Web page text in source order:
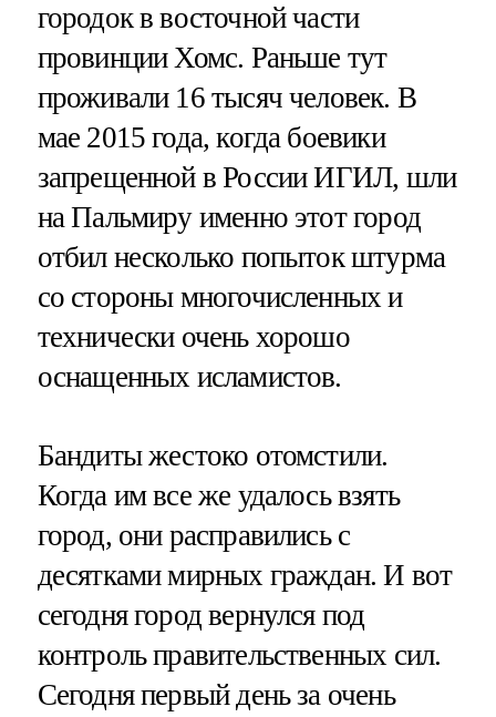
городок в восточной части
провинции Хомс. Раньше тут
проживали 16 тысяч человек. В
мае 2015 года, когда боевики
запрещенной в России ИГИЛ, шли
на Пальмиру именно этот город
отбил несколько попыток штурма
со стороны многочисленных и
технически очень хорошо
оснащенных исламистов.
Бандиты жестоко отомстили.
Когда им все же удалось взять
город, они расправились с
десятками мирных граждан. И вот
сегодня город вернулся под
контроль правительственных сил.
Сегодня первый день за очень